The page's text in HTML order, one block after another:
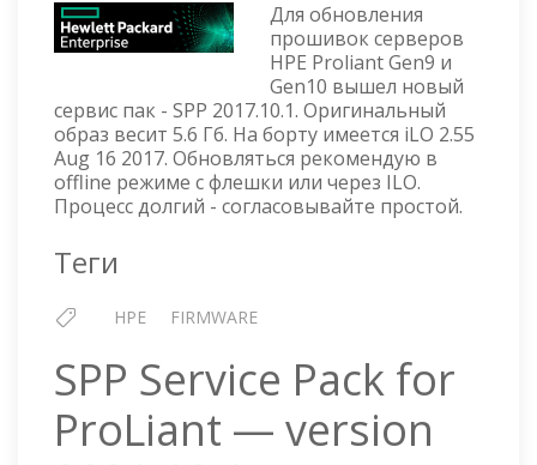
PACK
FOR
PROLIANT
—
VERSION
2017.10.1
Для обновления
прошивок серверов
HPE Proliant Gen9 и
Gen10 вышел новый
сервис пак - SPP 2017.10.1. Оригинальный
образ весит 5.6 Гб. На борту имеется iLO 2.55
Aug 16 2017. Обновляться рекомендую в
offline режиме с флешки или через ILO.
Процесс долгий - согласовывайте простой.
Теги
HPE FIRMWARE
SPP Service Pack for
ProLiant — version